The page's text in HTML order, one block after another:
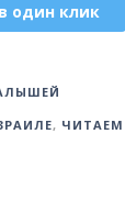
один клик
, ЧИТАЕМ